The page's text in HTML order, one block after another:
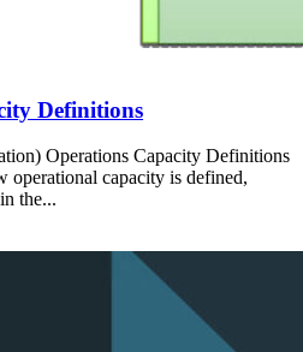
Definitions
Operations Capacity Definitions
operational capacity is defined,
the...